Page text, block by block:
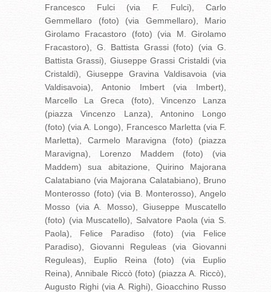
Francesco Fulci (via F. Fulci), Carlo
Gemmellaro (foto) (via Gemmellaro), Mario
Girolamo Fracastoro (foto) (via M. Girolamo
Fracastoro), G. Battista Grassi (foto) (via G.
Battista Grassi), Giuseppe Grassi Cristaldi (via
Cristaldi), Giuseppe Gravina Valdisavoia (via
Valdisavoia), Antonio Imbert (via Imbert),
Marcello La Greca (foto), Vincenzo Lanza
(piazza Vincenzo Lanza), Antonino Longo
(foto) (via A. Longo), Francesco Marletta (via F.
Marletta), Carmelo Maravigna (foto) (piazza
Maravigna), Lorenzo Maddem (foto) (via
Maddem) sua abitazione, Quirino Majorana
Calatabiano (via Majorana Calatabiano), Bruno
Monterosso (foto) (via B. Monterosso), Angelo
Mosso (via A. Mosso), Giuseppe Muscatello
(foto) (via Muscatello), Salvatore Paola (via S.
Paola), Felice Paradiso (foto) (via Felice
Paradiso), Giovanni Reguleas (via Giovanni
Reguleas), Euplio Reina (foto) (via Euplio
Reina), Annibale Riccò (foto) (piazza A. Riccò),
Augusto Righi (via A. Righi), Gioacchino Russo